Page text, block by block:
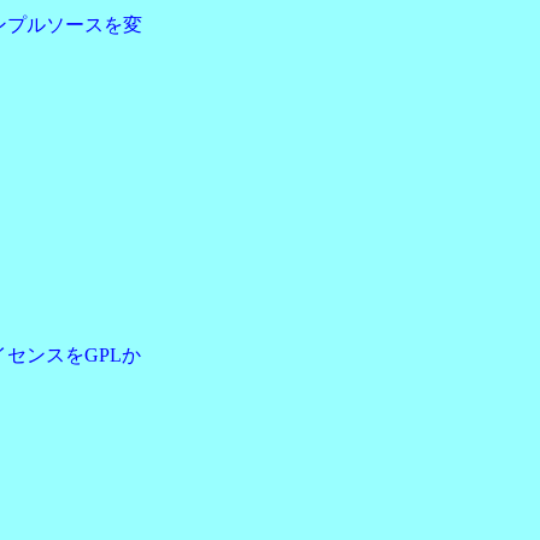
プルソースを変
センスをGPLか